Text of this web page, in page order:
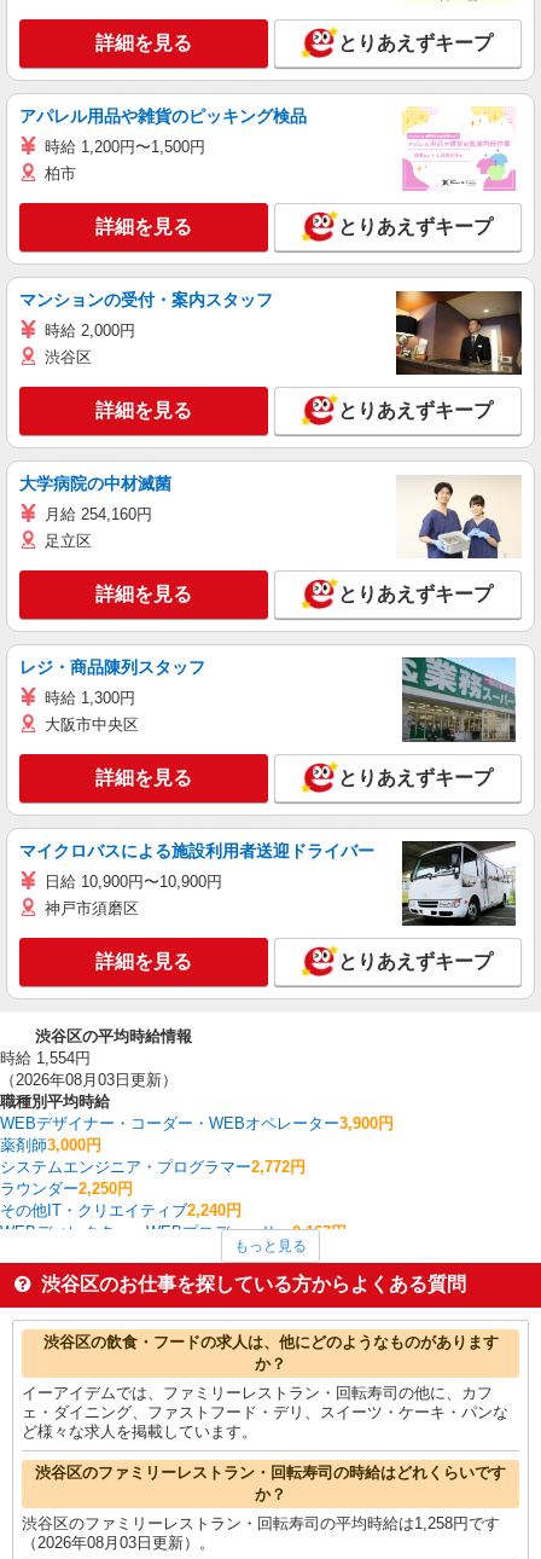
詳細を見る とりあえずキープ
アパレル用品や雑貨のピッキング検品
時給 1,200円〜1,500円
柏市
詳細を見る とりあえずキープ
マンションの受付・案内スタッフ
時給 2,000円
渋谷区
詳細を見る とりあえずキープ
大学病院の中材滅菌
月給 254,160円
足立区
詳細を見る とりあえずキープ
レジ・商品陳列スタッフ
時給 1,300円
大阪市中央区
詳細を見る とりあえずキープ
マイクロバスによる施設利用者送迎ドライバー
日給 10,900円〜10,900円
神戸市須磨区
詳細を見る とりあえずキープ
渋谷区の平均時給情報
時給 1,554円
（2026年08月03日更新）
職種別平均時給
WEBデザイナー・コーダー・WEBオペレーター3,900円
薬剤師3,000円
システムエンジニア・プログラマー2,772円
ラウンダー2,250円
その他IT・クリエイティブ2,240円
WEBディレクター・WEBプロデューサー2,167円
ルートセールス2,100円
英会話・語学関連2,070円
ヘルプデスク・ユーザーサポート2,000円
渋谷区の他の職種の平均時給を見る
もっと見る
渋谷区のお仕事を探している方からよくある質問
渋谷区の飲食・フードの求人は、他にどのようなものがあります
か？
イーアイデムでは、ファミリーレストラン・回転寿司の他に、カフ
ェ・ダイニング、ファストフード・デリ、スイーツ・ケーキ・パンな
ど様々な求人を掲載しています。
渋谷区のファミリーレストラン・回転寿司の時給はどれくらいです
か？
渋谷区のファミリーレストラン・回転寿司の平均時給は1,258円です
（2026年08月03日更新）。